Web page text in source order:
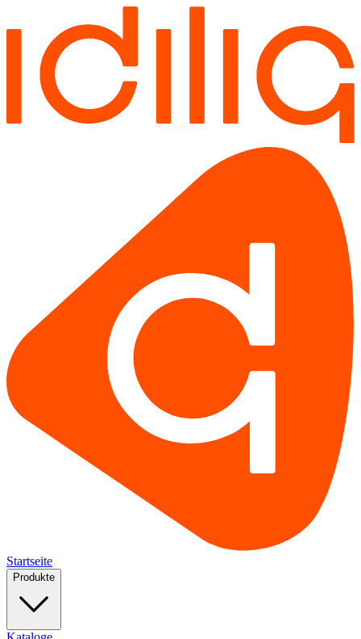
Startseite
Produkte